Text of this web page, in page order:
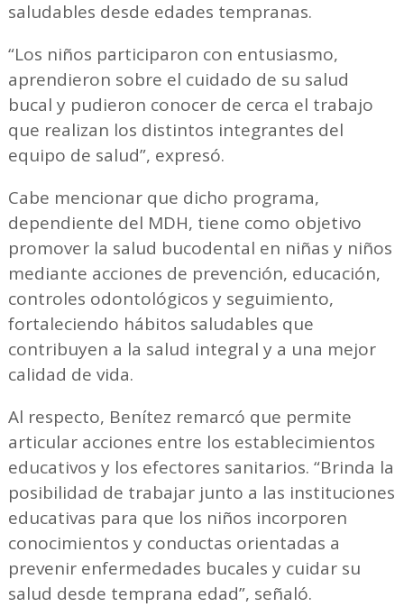
saludables desde edades tempranas.
“Los niños participaron con entusiasmo,
aprendieron sobre el cuidado de su salud
bucal y pudieron conocer de cerca el trabajo
que realizan los distintos integrantes del
equipo de salud”, expresó.
Cabe mencionar que dicho programa,
dependiente del MDH, tiene como objetivo
promover la salud bucodental en niñas y niños
mediante acciones de prevención, educación,
controles odontológicos y seguimiento,
fortaleciendo hábitos saludables que
contribuyen a la salud integral y a una mejor
calidad de vida.
Al respecto, Benítez remarcó que permite
articular acciones entre los establecimientos
educativos y los efectores sanitarios. “Brinda la
posibilidad de trabajar junto a las instituciones
educativas para que los niños incorporen
conocimientos y conductas orientadas a
prevenir enfermedades bucales y cuidar su
salud desde temprana edad”, señaló.